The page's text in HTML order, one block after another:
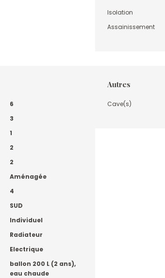
Isolation
Assainissement
6
3
1
2
2
Aménagée
4
SUD
Individuel
Radiateur
Electrique
ballon 200 L (2 ans),
eau chaude
Autres
Cave(s)